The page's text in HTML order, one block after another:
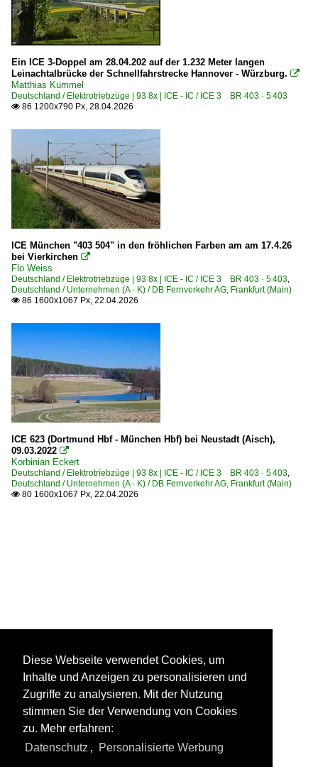
Ein ICE 3-Doppel am 28.04.202 auf der 1.232 Meter langen
Leinachtalbrücke der Schnellfahrstrecke Hannover - Würzburg. 
Matthias Kümmel
Deutschland / Elektrotriebzüge | 93 8x | ICE - IC / ICE 3 BR 403 · 5 403
 86 1200x790 Px, 28.04.2026
ICE München "403 504" in den fröhlichen Farben am am 17.4.26
bei Vierkirchen 
Flo Weiss
Deutschland / Elektrotriebzüge | 93 8x | ICE - IC / ICE 3 BR 403 · 5 403,
Deutschland / Unternehmen (A - K) / DB Fernverkehr AG, Frankfurt (Main)
 86 1600x1067 Px, 22.04.2026
ICE 623 (Dortmund Hbf - München Hbf) bei Neustadt (Aisch),
09.03.2022 
Korbinian Eckert
Deutschland / Elektrotriebzüge | 93 8x | ICE - IC / ICE 3 BR 403 · 5 403,
Deutschland / Unternehmen (A - K) / DB Fernverkehr AG, Frankfurt (Main)
 80 1600x1067 Px, 22.04.2026
Diese Webseite verwendet Cookies, um
Inhalte und Anzeigen zu personalisieren und
Zugriffe zu analysieren. Mit der Nutzung
stimmen Sie der Verwendung von Cookies
zu. Mehr erfahren:
Datenschutz , Personalisierte Werbung